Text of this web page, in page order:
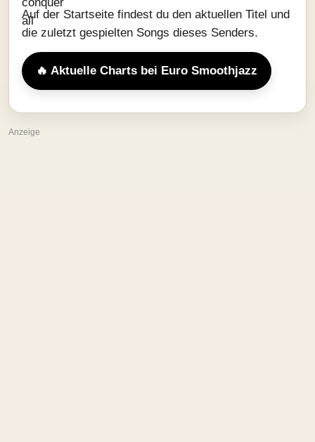
Auf der Startseite findest du den aktuellen Titel und
die zuletzt gespielten Songs dieses Senders.
🔥 Aktuelle Charts bei Euro Smoothjazz
Anzeige